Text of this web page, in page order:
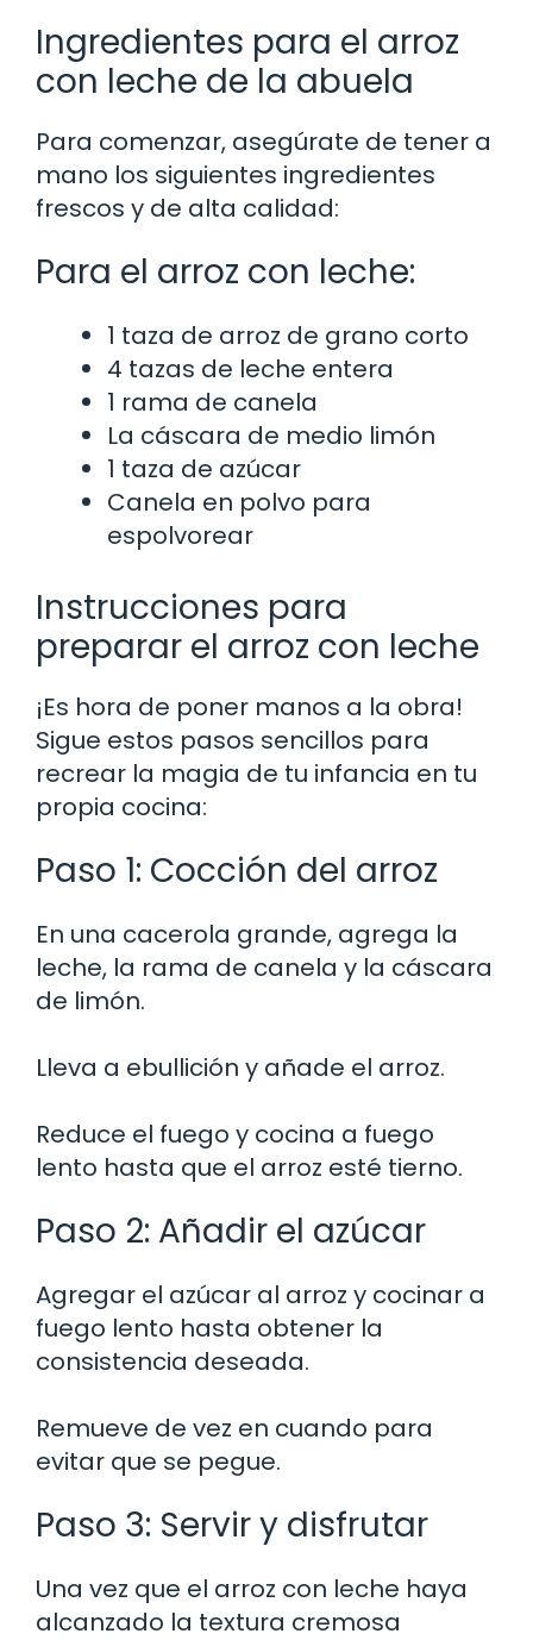
Ingredientes para el arroz
con leche de la abuela
Para comenzar, asegúrate de tener a
mano los siguientes ingredientes
frescos y de alta calidad:
Para el arroz con leche:
1 taza de arroz de grano corto
4 tazas de leche entera
1 rama de canela
La cáscara de medio limón
1 taza de azúcar
Canela en polvo para
espolvorear
Instrucciones para
preparar el arroz con leche
¡Es hora de poner manos a la obra!
Sigue estos pasos sencillos para
recrear la magia de tu infancia en tu
propia cocina:
Paso 1: Cocción del arroz
En una cacerola grande, agrega la
leche, la rama de canela y la cáscara
de limón.
Lleva a ebullición y añade el arroz.
Reduce el fuego y cocina a fuego
lento hasta que el arroz esté tierno.
Paso 2: Añadir el azúcar
Agregar el azúcar al arroz y cocinar a
fuego lento hasta obtener la
consistencia deseada.
Remueve de vez en cuando para
evitar que se pegue.
Paso 3: Servir y disfrutar
Una vez que el arroz con leche haya
alcanzado la textura cremosa